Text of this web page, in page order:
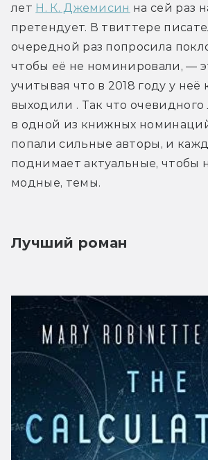
лет Н. К. Джемисин на сей раз
претендует. В твиттере
очередной раз попросила
чтобы её не номинировали, —
учитывая что в 2018 году у неё
выходили . Так что
в одной из книжных
попали сильные авторы, и
поднимает актуальные, чтобы
модные, темы.
Лучший роман